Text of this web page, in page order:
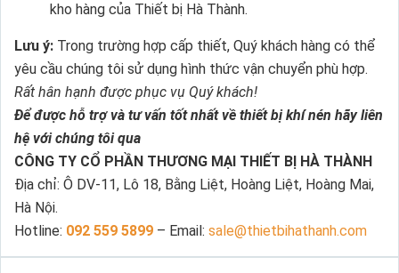
kho hàng của Thiết bị Hà Thành.
Lưu ý: Trong trường hợp cấp thiết, Quý khách hàng có thể
yêu cầu chúng tôi sử dụng hình thức vận chuyển phù hợp.
Rất hân hạnh được phục vụ Quý khách!
Để được hỗ trợ và tư vấn tốt nhất về thiết bị khí nén hãy liên
hệ với chúng tôi qua
CÔNG TY CỔ PHẦN THƯƠNG MẠI THIẾT BỊ HÀ THÀNH
Địa chỉ: Ô DV-11, Lô 18, Bằng Liệt, Hoàng Liệt, Hoàng Mai,
Hà Nội.
Hotline: 092 559 5899 – Email: sale@thietbihathanh.com